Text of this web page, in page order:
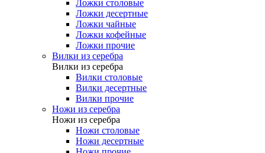
Ложки столовые
Ложки десертные
Ложки чайные
Ложки кофейные
Ложки прочие
Вилки из серебра
Вилки из серебра
Вилки столовые
Вилки десертные
Вилки прочие
Ножи из серебра
Ножи из серебра
Ножи столовые
Ножи десертные